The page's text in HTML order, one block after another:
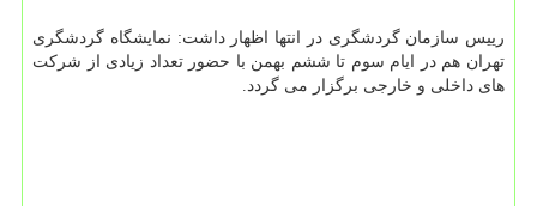
رییس سازمان گردشگری در انتها اظهار داشت: نمایشگاه گردشگری
تهران هم در ایام سوم تا ششم بهمن با حضور تعداد زیادی از شركت
های داخلی و خارجی برگزار می گردد.